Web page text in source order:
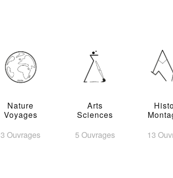
Nature
Voyages
3 Ouvrages
Arts
Sciences
5 Ouvrages
13